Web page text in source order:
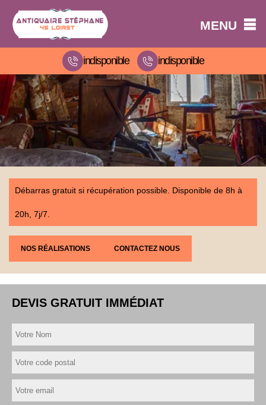
MENU
indisponible indisponible
Débarras gratuit si récupération possible. Disponible de 8h à
20h, 7j/7.
NOS RÉALISATIONS CONTACTEZ NOUS
DEVIS GRATUIT IMMÉDIAT